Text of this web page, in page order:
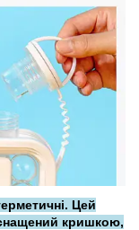
Цей
кришкою,